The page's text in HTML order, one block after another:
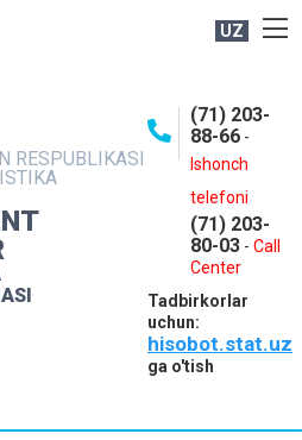
UZ
RESPUBLIKASI
(71) 203-
88-66 -
Ishonch
telefoni
(71) 203-
80-03 - Call
Center
Tadbirkorlar
uchun:
hisobot.stat.uz
ga o'tish
XIZMATLAR
XIZMATI